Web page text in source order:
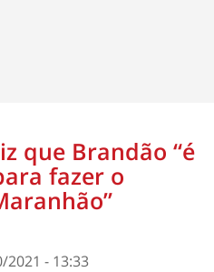
que Brandão “é
fazer o
2021 - 13:33